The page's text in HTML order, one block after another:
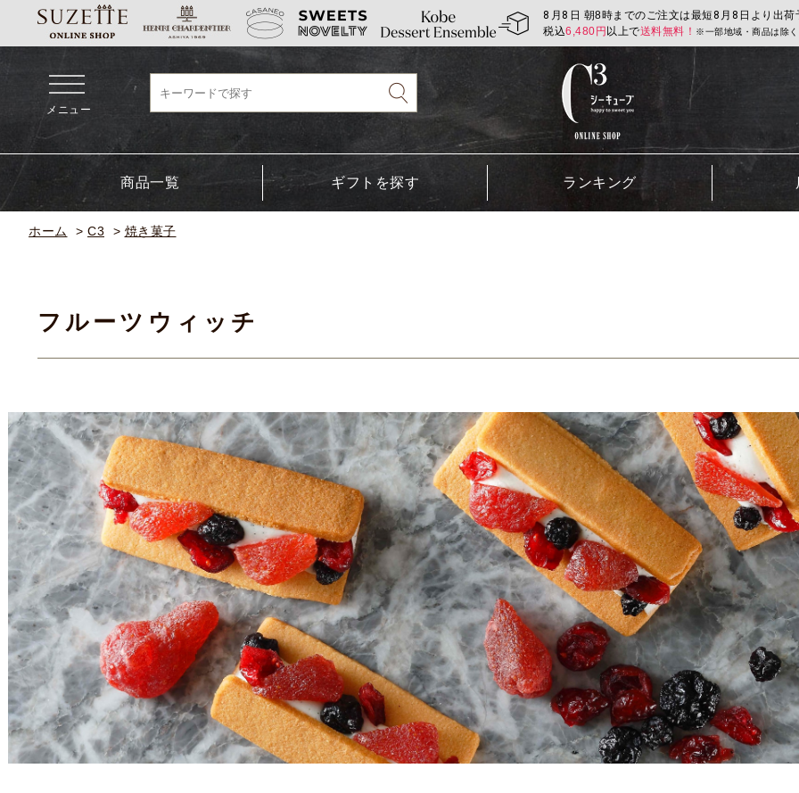
8 月 8 日 朝8時までのご注文は最短 8 月 8 日より出荷
税込6,480 円 以上で送料無料！ ※一部地域・商品は除く
メニュー
商品一覧 ギフトを探す ランキング
ホーム > C3 > 焼き菓子
フルーツウィッチ